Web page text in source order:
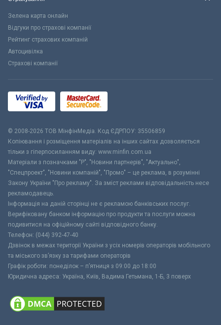
Зелена карта онлайн
Відгуки про страхові компанії
Рейтинг страхових компаній
Автоцивілка
Страхові компанії
© 2008-2026 ТОВ МiнфiнМедiа. Код ЄДРПОУ: 35506859
Копіювання і розміщення матеріалів на інших сайтах дозволяється
тільки з гіперпосиланням виду: www.minfin.com.ua
Матеріали з позначками "Р", "Новини партнерів", "Актуально",
"Спецпроект", "Новини компаній", "Промо" – це реклама, в розумінні
Закону України "Про рекламу". За зміст реклами відповідальність несе
рекламодавець.
Інформація на даній сторінці не є рекламою банківських послуг.
Верифіковану банком інформацію про продукти та послуги можна
подивитися на офіційному сайті відповідного банку.
Телефон: (044) 392-47-40
Дзвінок в межах території України з усіх номерів операторів мобільного
та міського зв’язку за тарифами операторів
Графік роботи: понеділок – п’ятниця з 09:00 до 18:00
Юридична адреса: Україна, Київ, Вадима Гетьмана, 1-Б, 3 поверх